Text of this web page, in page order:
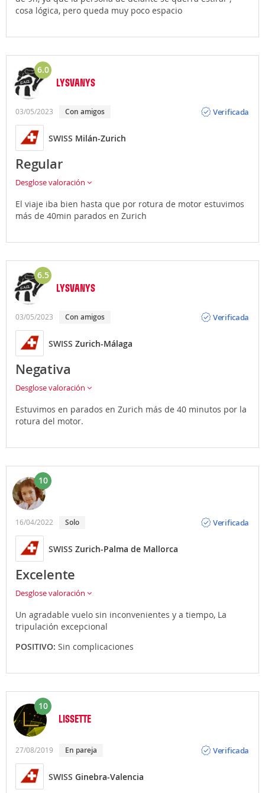
cosa lógica, pero queda muy poco espacio
6.0
LYSVANYS
03/05/2023 Con amigos
Verificada
SWISS Milán-Zurich
Regular
Desglose valoración
El viaje iba bien hasta que por rotura de motor estuvimos
más de 40min parados en Zurich
6.5
LYSVANYS
03/05/2023 Con amigos
Verificada
SWISS Zurich-Málaga
Negativa
Desglose valoración
Estuvimos en parados en Zurich más de 40 minutos por la
rotura del motor.
10
16/04/2022 Solo
Verificada
SWISS Zurich-Palma de Mallorca
Excelente
Desglose valoración
Un agradable vuelo sin inconvenientes y a tiempo, La
tripulación excepcional
POSITIVO: Sin complicaciones
10
LISSETTE
27/08/2019 En pareja
Verificada
SWISS Ginebra-Valencia